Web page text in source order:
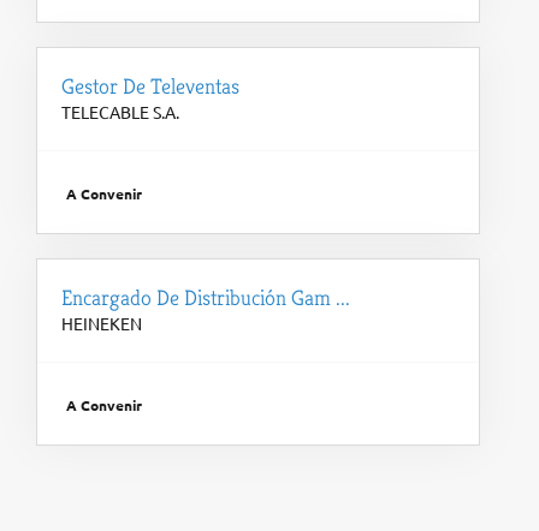
Gestor De Televentas
TELECABLE S.A.
A Convenir
Encargado De Distribución Gam ...
HEINEKEN
A Convenir